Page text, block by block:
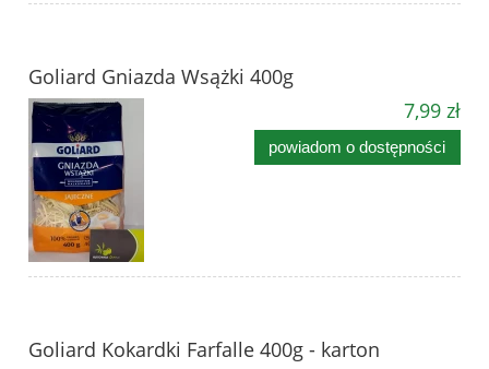
Goliard Gniazda Wsążki 400g
7,99 zł
powiadom o dostępności
Goliard Kokardki Farfalle 400g - karton